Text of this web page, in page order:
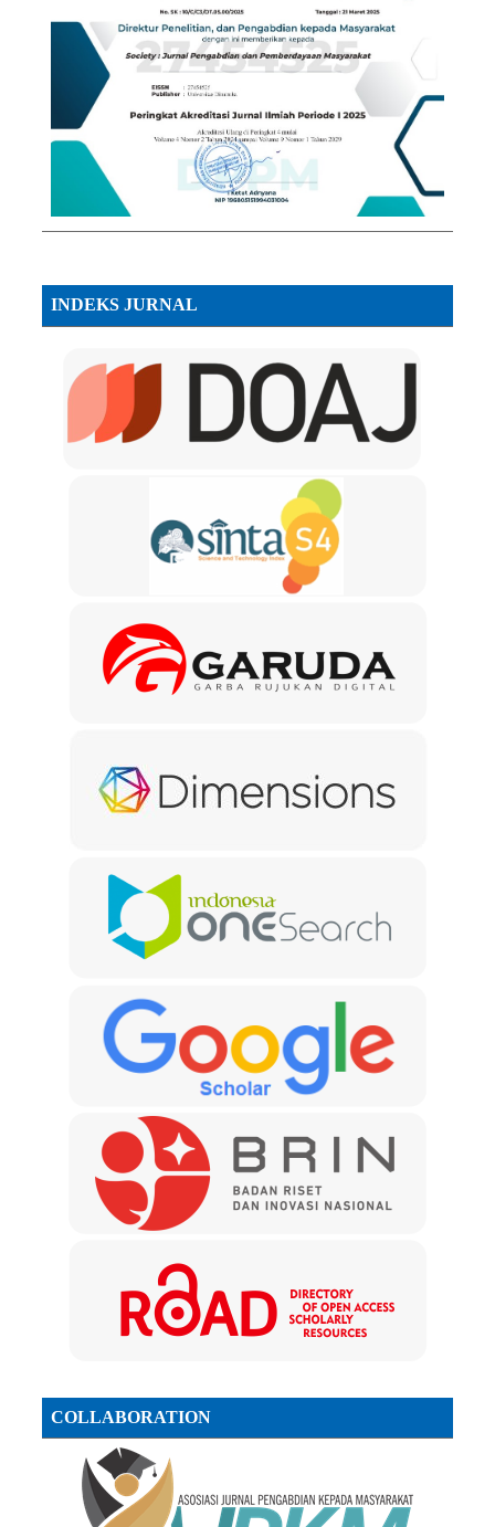
INDEKS JURNAL
COLLABORATION